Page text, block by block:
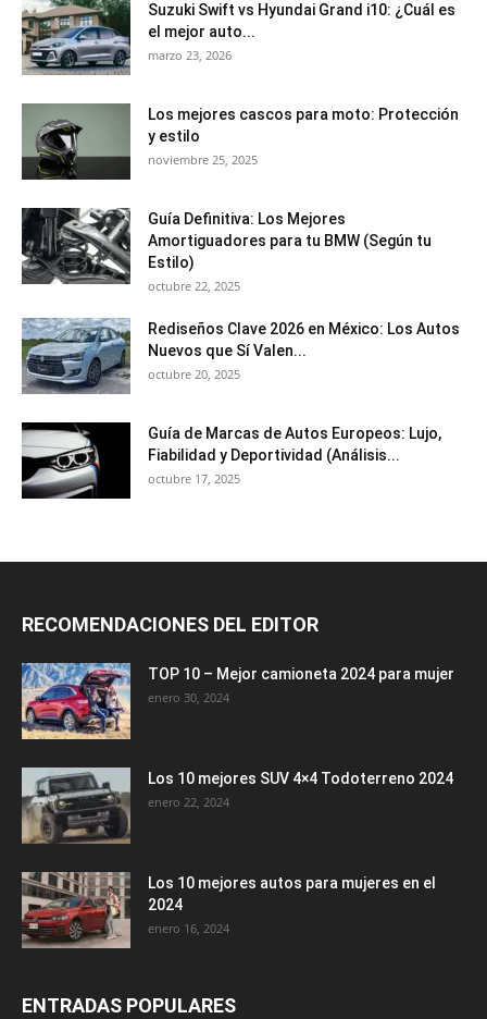
Suzuki Swift vs Hyundai Grand i10: ¿Cuál es
el mejor auto...
marzo 23, 2026
Los mejores cascos para moto: Protección
y estilo
noviembre 25, 2025
Guía Definitiva: Los Mejores
Amortiguadores para tu BMW (Según tu
Estilo)
octubre 22, 2025
Rediseños Clave 2026 en México: Los Autos
Nuevos que Sí Valen...
octubre 20, 2025
Guía de Marcas de Autos Europeos: Lujo,
Fiabilidad y Deportividad (Análisis...
octubre 17, 2025
RECOMENDACIONES DEL EDITOR
TOP 10 – Mejor camioneta 2024 para mujer
enero 30, 2024
Los 10 mejores SUV 4×4 Todoterreno 2024
enero 22, 2024
Los 10 mejores autos para mujeres en el
2024
enero 16, 2024
ENTRADAS POPULARES